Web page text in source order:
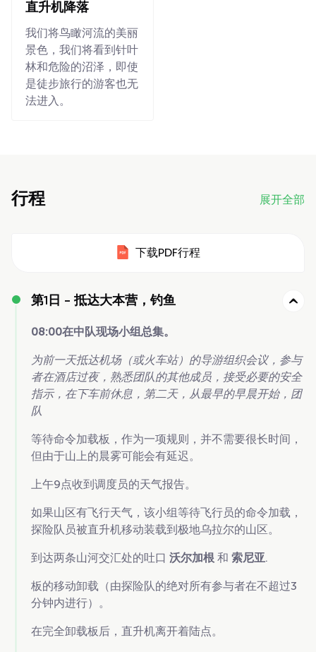
直升机降落
我们将鸟瞰河流的美丽
景色，我们将看到针叶
林和危险的沼泽，即使
是徒步旅行的游客也无
法进入。
行程 展开全部
下载PDF行程
第1日 -抵达大本营，钓鱼
08:00在中队现场小组总集。
为前一天抵达机场（或火车站）的导游组织会议，参与
者在酒店过夜，熟悉团队的其他成员，接受必要的安全
指示，在下车前休息，第二天，从最早的早晨开始，团
队
等待命令加载板，作为一项规则，并不需要很长时间，
但由于山上的晨雾可能会有延迟。
上午9点收到调度员的天气报告。
如果山区有飞行天气，该小组等待飞行员的命令加载，
探险队员被直升机移动装载到极地乌拉尔的山区。
到达两条山河交汇处的吐口 沃尔加根 和 索尼亚.
板的移动卸载（由探险队的绝对所有参与者在不超过3
分钟内进行）。
在完全卸载板后，直升机离开着陆点。